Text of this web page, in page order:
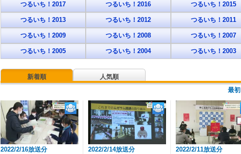
つるいち！2017 つるいち！2016 つるいち！2015
つるいち！2013 つるいち！2012 つるいち！2011
つるいち！2009 つるいち！2008 つるいち！2007
つるいち！2005 つるいち！2004 つるいち！2003
新着順
人気順
最初
2022/2/16放送分 2022/2/14放送分 2022/2/11放送分